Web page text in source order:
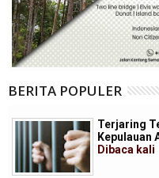
BERITA POPULER
Terjaring
Kepulauan
Dibaca kali